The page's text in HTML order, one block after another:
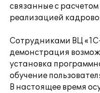
связанные с
реализацией
Сотрудниками ВЦ
демонстрация
установка
обучение
В настоящее время